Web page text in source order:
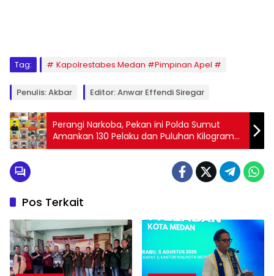
Tag: Kapolrestabes Medan #Pimpinan Apel #
Penulis: Akbar Editor: Anwar Effendi Siregar
Perangi Narkoba, Pekan ini Polda Sumut
Amankan 130 Pelaku dan Puluhan Kilogram
Barang Bukti
Pos Terkait